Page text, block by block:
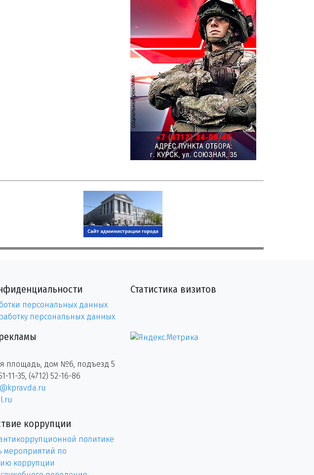
персональных данных
персональных данных
площадь, дом №6, подъезд 5
11-35, (4712) 52-16-86
коррупции
политике
мероприятий по
коррупции
Статистика визитов